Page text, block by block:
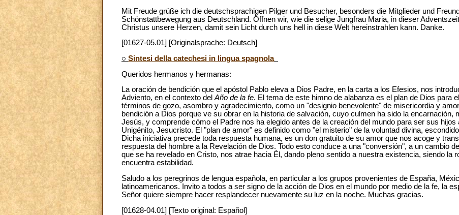
Mit Freude grüße ich die deutschsprachigen Pilger und Besucher, besonders die Mitglieder und
Schönstattbewegung aus Deutschland. Öffnen wir, wie die selige Jungfrau Maria, in dieser
Christus unsere Herzen, damit sein Licht durch uns hell in diese Welt hereinstrahlen kann. Danke.
[01627-05.01] [Originalsprache: Deutsch]
○ Sintesi della catechesi in lingua spagnola
Queridos hermanos y hermanas:
La oración de bendición que el apóstol Pablo eleva a Dios Padre, en la carta a los Efesios, nos
Adviento, en el contexto delAño de la fe. El tema de este himno de alabanza es el plan de Dios para
términos de gozo, asombro y agradecimiento, como un "designio benevolente" de misericordia y
bendición a Dios porque ve su obrar en la historia de salvación, cuyo culmen ha sido la encarnación,
Jesús, y comprende cómo el Padre nos ha elegido antes de la creación del mundo para ser sus hijos
Unigénito, Jesucristo. El "plan de amor" es definido como "el misterio" de la voluntad divina,
Dicha iniciativa precede toda respuesta humana, es un don gratuito de su amor que nos acoge y
respuesta del hombre a la Revelación de Dios. Todo esto conduce a una "conversión", a un cambio
que se ha revelado en Cristo, nos atrae hacia Él, dando pleno sentido a nuestra existencia, siendo la
encuentra estabilidad.
Saludo a los peregrinos de lengua española, en particular a los grupos provenientes de España,
latinoamericanos. Invito a todos a ser signo de la acción de Dios en el mundo por medio de la fe, la
Señor quiere siempre hacer resplandecer nuevamente su luz en la noche. Muchas gracias.
[01628-04.01] [Texto original: Español]